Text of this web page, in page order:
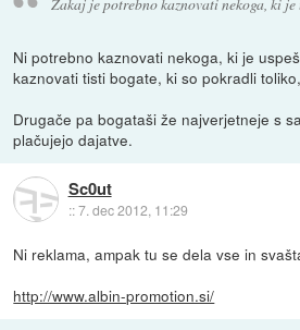
Ni potrebno kaznovati nekoga, ki je
kaznovati tisti bogate, ki so pokradli
Drugače pa bogataši že najverjetneje s
plačujejo dajatve.
Sc0ut
::7. dec 2012, 11:29
Ni reklama, ampak tu se dela vse in
http://www.albin-promotion.si/